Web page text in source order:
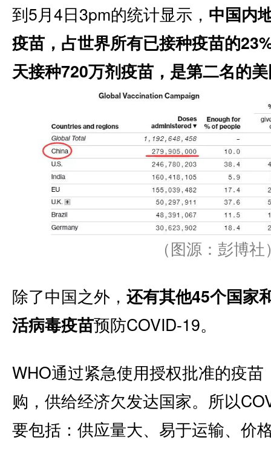
到5月4日3pm的统计显示， 中国内
疫苗，占世界所有已接种疫苗的
天接种720万剂疫苗，是第二名的
（图源：彭博社
除了中国之外， 还有其他45个国家
活病毒疫苗预防COVID-19。
WHO通过紧急使用授权批准的疫苗
购，供给经济欠发达国家。所以
要包括：供应量大、易于运输、价